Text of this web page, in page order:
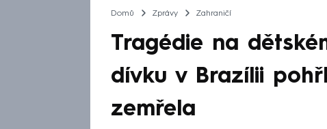
Domů Zprávy Zahraničí
Tragédie na
dívku v Brazílii
zemřela